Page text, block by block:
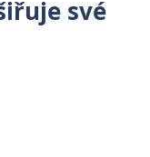
své
5 hvězdiček.